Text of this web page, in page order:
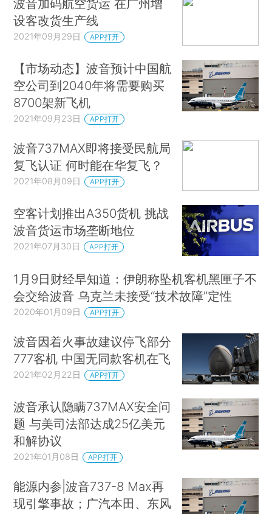
波音加码航空货运 在广州增
设客改货生产线
2021年09月29日 APP打开
【市场动态】波音预计中国航
空公司到2040年将需要购买
8700架新飞机
2021年09月23日 APP打开
波音737MAX即将接受民航局
复飞认证 何时能在华复飞？
2021年08月09日 APP打开
空客计划推出A350货机 挑战
波音货运市场垄断地位
2021年07月30日 APP打开
1月9日财经早知道：伊朗称坠机客机黑匣子不
会交给波音 乌克兰未接受“技术故障”定性
2020年01月09日 APP打开
波音因着火事故建议停飞部分
777客机 中国无同款客机在飞
2021年02月22日 APP打开
波音承认隐瞒737MAX安全问
题 与美司法部达成25亿美元
和解协议
2021年01月08日 APP打开
能源内参|波音737-8 Max再
现引擎事故；广汽本田、东风